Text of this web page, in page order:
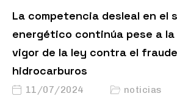
La competencia desleal en el
energético continúa pese a
vigor de la ley contra el
hidrocarburos
11/07/2024 noticias